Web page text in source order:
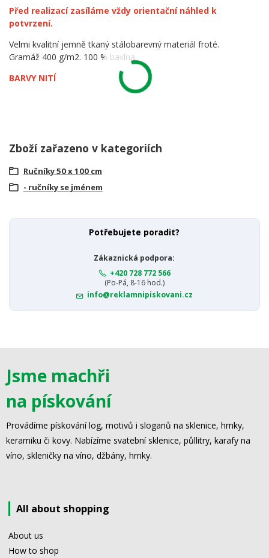
Před realizací zasíláme vždy orientační náhled k
potvrzení.
Velmi kvalitní jemně tkaný stálobarevný materiál froté.
Gramáž 400 g/m2. 100 % bavlna.
BARVY NITÍ
Zboží zařazeno v kategoriích
Ručníky 50 x 100 cm
- ručníky se jménem
Potřebujete poradit?
Zákaznická podpora:
+420 728 772 566
(Po-Pá, 8-16 hod.)
info@reklamnipiskovani.cz
Jsme machři
na pískování
Provádíme pískování log, motivů i sloganů na sklenice, hrnky,
keramiku či kovy. Nabízíme svatební sklenice, půllitry, karafy na
víno, skleničky na víno, džbány, hrnky.
All about shopping
About us
How to shop